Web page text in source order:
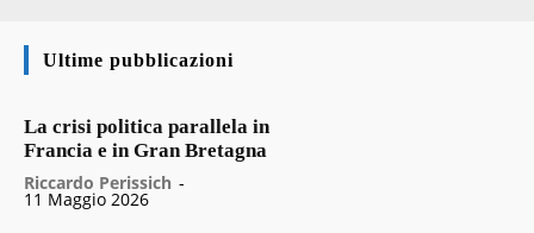
Ultime pubblicazioni
La crisi politica parallela in
Francia e in Gran Bretagna
Riccardo Perissich -
11 Maggio 2026